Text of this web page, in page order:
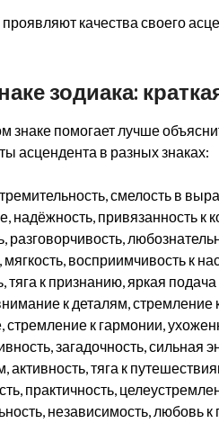
качества своего
зодиака:
знаке помогает лучше
асцендента в разных знаках:
смелость в
надёжность, привязанность к
мягкость, восприимчивость к
к признанию, яркая подача
к деталям, стремление
к гармонии,
загадочность, сильная
тяга к
практичность,
независимость, любовь